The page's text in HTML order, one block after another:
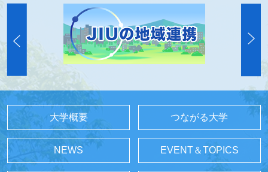
大学概要 つながる大学
NEWS EVENT＆TOPICS